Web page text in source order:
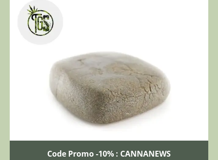
Code Promo -10% : CANNANEWS